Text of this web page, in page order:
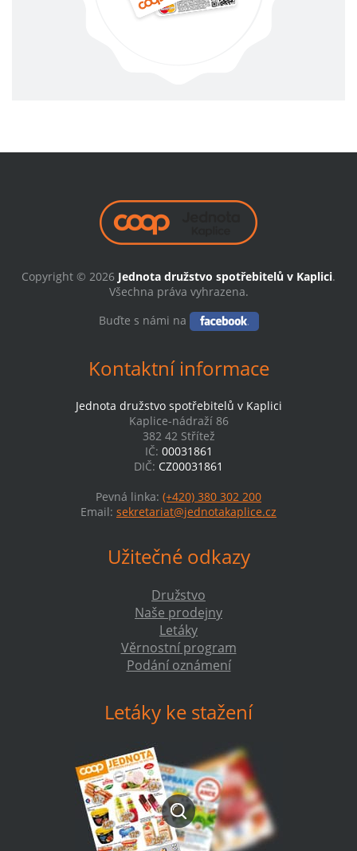
Copyright © 2026 Jednota družstvo spotřebitelů v Kaplici.
Všechna práva vyhrazena.
Buďte s námi na
Kontaktní informace
Jednota družstvo spotřebitelů v Kaplici
Kaplice-nádraží 86
382 42 Střítež
IČ: 00031861
DIČ: CZ00031861
Pevná linka: (+420) 380 302 200
Email: sekretariat@jednotakaplice.cz
Užitečné odkazy
Družstvo
Naše prodejny
Letáky
Věrnostní program
Podání oznámení
Letáky ke stažení